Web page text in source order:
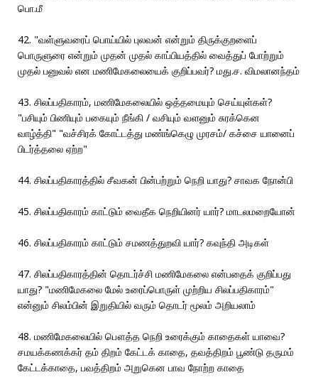
பொ.மீ
42. "வள்ளுவரைப் பொய்யில் புலவன் என்றும் திருக்குறளைப்
பொருளுரை என்றும் முதன் முதல் காப்பியத்தில் வைத்துப் போற்றும்
முதல் பனுவல் என மணிமேகலையைக் குறிப்பவர்? மது.ச. விமலானந்தம்
43. சிலப்பதிகாரம், மணிமேகலையில் ஒத்தமையும் செய்யுள்கள்?
"பசியும் பிணியும் பகையும் நீங்கி / வசியும் வளனும் சுரக்கென
வாழ்த்தி" "வச்சிரக் கோட்டத்து மண்ங்கெழு முரசம்/ கச்சை யானைப்
பிடர்த்தலை ஏற்ற"
44. சிலப்பதிகாரத்தில் சீவகன் பின்பற்றும் நெறி யாது? சாவக நோன்பி
45. சிலப்பதிகாரம் காட்டும் வைதீக நெறியினர் யார்? மாடலமறையோன்
46. சிலப்பதிகாரம் காட்டும் சமணத்துறவி யார்? கவுந்தி அடிகள்
47. சிலப்பதிகாரத்தின் தொடர்ச்சி மணிமேகலை என்பதைக் குறிப்பது
யாது? "மணிமேகலை மேல் உரைப்பொருள் முற்றிய சிலப்பதிகாரம்"
என்னும் சிலம்பின் இறுதியில் வரும் தொடர் மூலம் அறியலாம்
48. மணிமேகலையில் பௌத்த நெறி உரைக்கும் காதைகள் யாவை?
சமயக்கணக்கர் தம் திறம் கேட்டக் காதை, தவத்திறம் பூண்டு தருமம்
கேட்டக்காதை, பவத்திறம் அறுகென பாவ நோற்ற காதை